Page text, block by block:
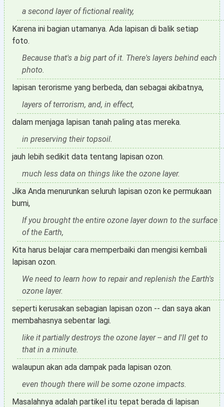
a second layer of fictional reality,
Karena ini bagian utamanya. Ada lapisan di balik setiap
foto.
Because that's a big part of it. There's layers behind each
photo.
lapisan terorisme yang berbeda, dan sebagai akibatnya,
layers of terrorism, and, in effect,
dalam menjaga lapisan tanah paling atas mereka.
in preserving their topsoil.
jauh lebih sedikit data tentang lapisan ozon.
much less data on things like the ozone layer.
Jika Anda menurunkan seluruh lapisan ozon ke permukaan
bumi,
If you brought the entire ozone layer down to the surface
of the Earth,
Kita harus belajar cara memperbaiki dan mengisi kembali
lapisan ozon.
We need to learn how to repair and replenish the Earth's
ozone layer.
seperti kerusakan sebagian lapisan ozon -- dan saya akan
membahasnya sebentar lagi.
like it partially destroys the ozone layer -- and I'll get to
that in a minute.
walaupun akan ada dampak pada lapisan ozon.
even though there will be some ozone impacts.
Masalahnya adalah partikel itu tepat berada di lapisan